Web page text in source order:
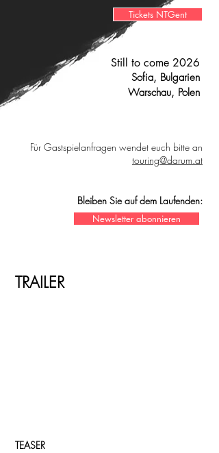
Tickets NTGent
Still to come 2026
Sofia, Bulgarien
Warschau, Polen
Für Gastspielanfragen wendet euch bitte an
touring@darum.at
Bleiben Sie auf dem Laufenden:
Newsletter abonnieren
TRAILER
TEASER